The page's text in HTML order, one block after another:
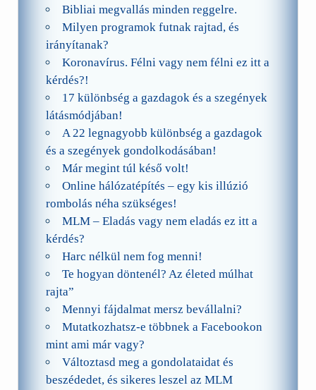
Bibliai megvallás minden reggelre.
Milyen programok futnak rajtad, és
irányítanak?
Koronavírus. Félni vagy nem félni ez itt a
kérdés?!
17 különbség a gazdagok és a szegények
látásmódjában!
A 22 legnagyobb különbség a gazdagok
és a szegények gondolkodásában!
Már megint túl késő volt!
Online hálózatépítés – egy kis illúzió
rombolás néha szükséges!
MLM – Eladás vagy nem eladás ez itt a
kérdés?
Harc nélkül nem fog menni!
Te hogyan döntenél? Az életed múlhat
rajta”
Mennyi fájdalmat mersz bevállalni?
Mutatkozhatsz-e többnek a Facebookon
mint ami már vagy?
Változtasd meg a gondolataidat és
beszédedet, és sikeres leszel az MLM